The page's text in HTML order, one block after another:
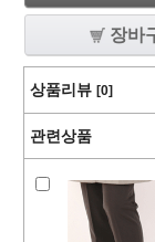
장바
상품리뷰 [0]
관련상품